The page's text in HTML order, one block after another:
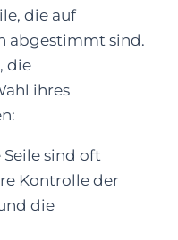
die auf
abgestimmt sind.
die
ihres
sind oft
Kontrolle der
die